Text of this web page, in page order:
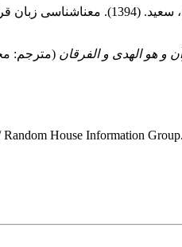
بین الحدیث و القرآن.
و هو الهدی و الفرقان (مترجم:
House Information Group.